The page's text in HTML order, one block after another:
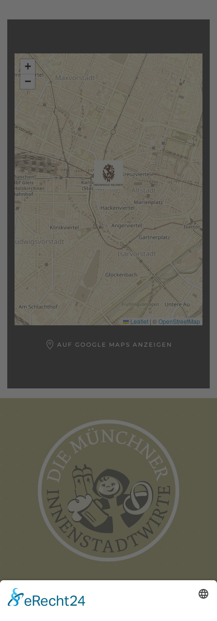
+
−
Leaflet | ©OpenStreetMap
AUF GOOGLE MAPS ANZEIGEN
Münchner